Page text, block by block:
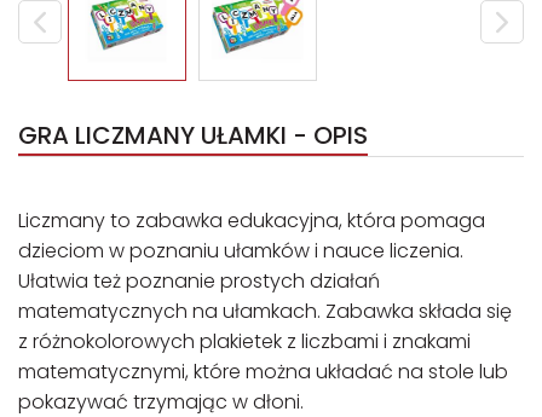
GRA LICZMANY UŁAMKI - OPIS
Liczmany to zabawka edukacyjna, która pomaga
dzieciom w poznaniu ułamków i nauce liczenia.
Ułatwia też poznanie prostych działań
matematycznych na ułamkach. Zabawka składa się
z różnokolorowych plakietek z liczbami i znakami
matematycznymi, które można układać na stole lub
pokazywać trzymając w dłoni.